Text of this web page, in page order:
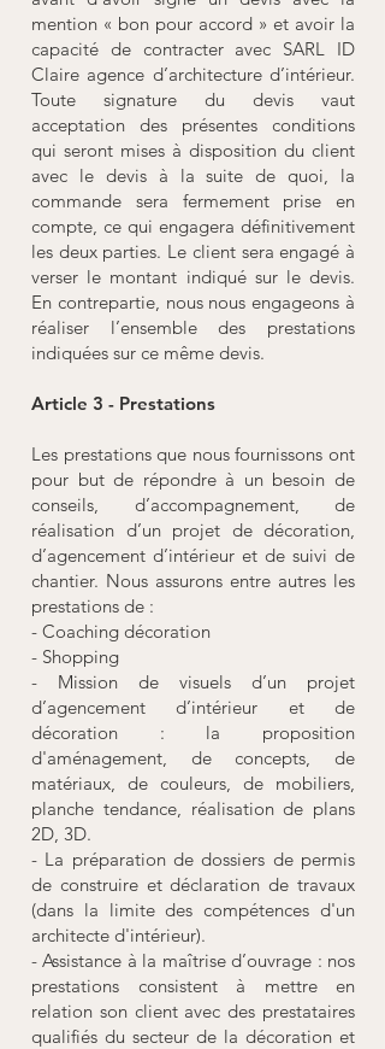
mention « bon pour accord » et avoir la
capacité de contracter avec SARL ID
Claire agence d’architecture d’intérieur.
Toute signature du devis vaut
acceptation des présentes conditions
qui seront mises à disposition du client
avec le devis à la suite de quoi, la
commande sera fermement prise en
compte, ce qui engagera définitivement
les deux parties. Le client sera engagé à
verser le montant indiqué sur le devis.
En contrepartie, nous nous engageons à
réaliser l’ensemble des prestations
indiquées sur ce même devis.
Article 3 - Prestations
Les prestations que nous fournissons ont
pour but de répondre à un besoin de
conseils, d’accompagnement, de
réalisation d’un projet de décoration,
d’agencement d’intérieur et de suivi de
chantier. Nous assurons entre autres les
prestations de :
- Coaching décoration
- Shopping
- Mission de visuels d’un projet
d’agencement d’intérieur et de
décoration : la proposition
d'aménagement, de concepts, de
matériaux, de couleurs, de mobiliers,
planche tendance, réalisation de plans
2D, 3D.
- La préparation de dossiers de permis
de construire et déclaration de travaux
(dans la limite des compétences d'un
architecte d'intérieur).
- Assistance à la maîtrise d’ouvrage : nos
prestations consistent à mettre en
relation son client avec des prestataires
qualifiés du secteur de la décoration et